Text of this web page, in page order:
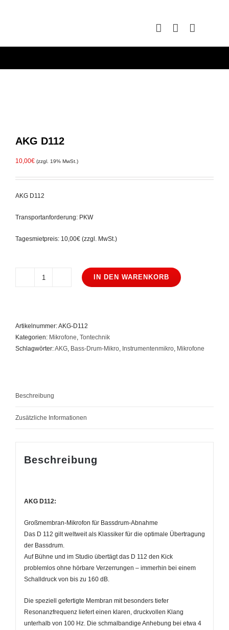
AKG D112
10,00€ (zzgl. 19% MwSt.)
AKG D112
Transportanforderung: PKW
Tagesmietpreis: 10,00€ (zzgl. MwSt.)
AKG
IN DEN WARENKORB
Artikelnummer:AKG-D112
Kategorien: Mikrofone, Tontechnik
Schlagwörter:AKG, Bass-Drum-Mikro, Instrumentenmikro, Mikrofone
Beschreibung
Zusätzliche Informationen
Beschreibung
AKG D112:
Großmembran-Mikrofon für Bassdrum-Abnahme
Das D 112 gilt weltweit als Klassiker für die optimale Übertragung
der Bassdrum.
Auf Bühne und im Studio übertägt das D 112 den Kick
problemlos ohne hörbare Verzerrungen – immerhin bei einem
Schalldruck von bis zu 160 dB.
Die speziell gefertigte Membran mit besonders tiefer
Resonanzfrequenz liefert einen klaren, druckvollen Klang
unterhalb von 100 Hz. Die schmalbandige Anhebung bei etwa 4